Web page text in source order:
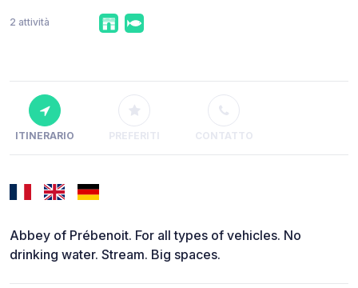
2 attività
ITINERARIO PREFERITI CONTATTO
Abbey of Prébenoit. For all types of vehicles. No
drinking water. Stream. Big spaces.